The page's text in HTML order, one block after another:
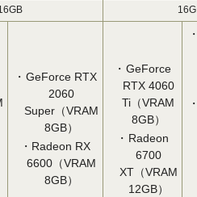
GeForce RTX
2060
Super（VRAM
8GB）
Radeon RX
6600（VRAM
8GB）
GeForce
RTX 4060
Ti（VRAM
8GB）
Radeon
6700
XT（VRAM
12GB）